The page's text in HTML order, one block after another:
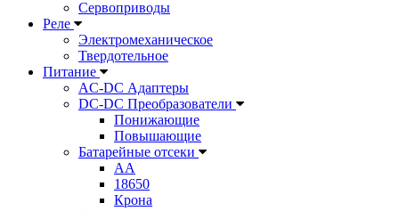
Сервоприводы
Реле
Электромеханическое
Твердотельное
Питание
AC-DC Адаптеры
DC-DC Преобразователи
Понижающие
Повышающие
Батарейные отсеки
AA
18650
Крона